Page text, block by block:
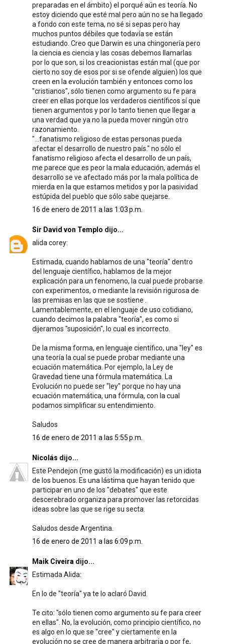
preparadas en el ámbito) el porqué aún es teoría. No
estoy diciendo que esté mal pero aún no se ha llegado
a fondo con este tema, no sé si sepas pero hay
muchos puntos débiles que todavía se están
estudiando. Creo que Darwin es una chingonería pero
la ciencia es ciencia y las cosas debemos llamarlas
por lo que son, si los creacionistas están mal (que por
cierto no soy de esos por si se ofende alguien) los que
creen en la evolución también y entonces como los
"cristianos", sólo tienen como argumento su fe para
creer en ellas porque los verdaderos científicos sí que
tienen argumentos y por lo tanto tienen que llegar a
una verdad que ya no la pueda mover ningún otro
razonamiento.
"...fanatismo religioso de estas personas pueda
afectar el desarrollo de nuestro país." no sólo el
fanatismo religioso afecta el desarrollo de un país,
me parece que es peor la mala educación, además el
desarrollo se ve afectado más por la mala política de
mierda en la que estamos metidos y por la pasividad
estúpida del pueblo que sólo sabe quejarse.
16 de enero de 2011 a las 1:03 p.m.
Sir David von Templo dijo...
alida corey:
Estimada, cuando hablamos de una "teoría" dentro
del lenguaje científico, hablamos de la mejor
explicación para un fenomeno, la cual puede probarse
con experimentos, o mediante la revisión rigurosa de
las premisas en las que se sostiene .
Lamentablemente, en el lenguaje de uso cotidiano,
cuando decimos la palabra "teoría", es como si
dijeramos "suposición", lo cual es incorrecto.
De la misma forma, en lenguaje científico, una "ley" es
una teoría la cual se puede probar mediante una
ecuación matemática. Por ejemplo, la Ley de
Gravedad tiene una fórmula matemática. La
Evolución no puede ser "ley" porque no hay una
ecuación matemática, una fórmula, con la cual
podamos simplificar su entendimiento.
Saludos
16 de enero de 2011 a las 5:55 p.m.
Nicolás dijo...
Este Pendejon (me gustó la modificación) es un idiota
de los buenos. Es una lástima que hayan tenido que
participar en uno de los "debates" que este
descerebrado organiza para promover las retorcidas
ideas sobre las que se rige su secta.
Saludos desde Argentina.
16 de enero de 2011 a las 6:09 p.m.
Maik Civeira dijo...
Estimada Alida:
En lo de "teoría" ya te lo aclaró David.
Te cito: "sólo tienen como argumento su fe para creer
en ellas". No, la evolución, como principio científico, no
es algo en lo que se "cree" y ciertamente en la
evolución no se cree de manera arbitraria o por fe,